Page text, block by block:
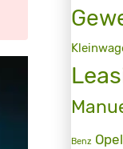
Benz Opel